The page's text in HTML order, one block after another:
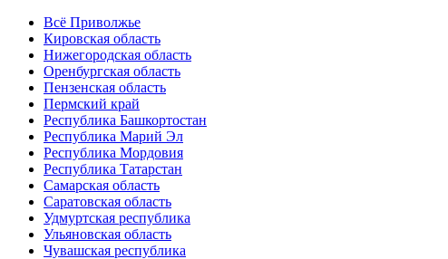
Всё Приволжье
Кировская область
Нижегородская область
Оренбургская область
Пензенская область
Пермский край
Республика Башкортостан
Республика Марий Эл
Республика Мордовия
Республика Татарстан
Самарская область
Саратовская область
Удмуртская республика
Ульяновская область
Чувашская республика